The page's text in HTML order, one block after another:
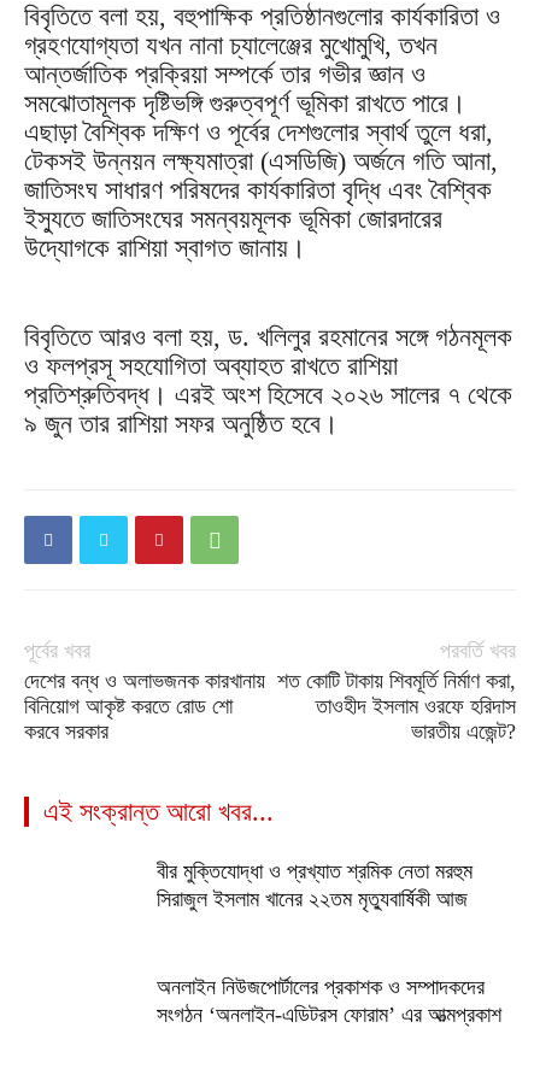
বিবৃতিতে বলা হয়, বহুপাক্ষিক প্রতিষ্ঠানগুলোর কার্যকারিতা ও
গ্রহণযোগ্যতা যখন নানা চ্যালেঞ্জের মুখোমুখি, তখন
আন্তর্জাতিক প্রক্রিয়া সম্পর্কে তার গভীর জ্ঞান ও
সমঝোতামূলক দৃষ্টিভঙ্গি গুরুত্বপূর্ণ ভূমিকা রাখতে পারে।
এছাড়া বৈশ্বিক দক্ষিণ ও পূর্বের দেশগুলোর স্বার্থ তুলে ধরা,
টেকসই উন্নয়ন লক্ষ্যমাত্রা (এসডিজি) অর্জনে গতি আনা,
জাতিসংঘ সাধারণ পরিষদের কার্যকারিতা বৃদ্ধি এবং বৈশ্বিক
ইস্যুতে জাতিসংঘের সমন্বয়মূলক ভূমিকা জোরদারের
উদ্যোগকে রাশিয়া স্বাগত জানায়।
বিবৃতিতে আরও বলা হয়, ড. খলিলুর রহমানের সঙ্গে গঠনমূলক
ও ফলপ্রসূ সহযোগিতা অব্যাহত রাখতে রাশিয়া
প্রতিশ্রুতিবদ্ধ। এরই অংশ হিসেবে ২০২৬ সালের ৭ থেকে
৯ জুন তার রাশিয়া সফর অনুষ্ঠিত হবে।
পূর্বের খবর
দেশের বন্ধ ও অলাভজনক কারখানায়
বিনিয়োগ আকৃষ্ট করতে রোড শো
করবে সরকার
পরবর্তি খবর
শত কোটি টাকায় শিবমূর্তি নির্মাণ করা,
তাওহীদ ইসলাম ওরফে হরিদাস
ভারতীয় এজেন্ট?
এই সংক্রান্ত আরো খবর...
বীর মুক্তিযোদ্ধা ও প্রখ্যাত শ্রমিক নেতা মরহুম
সিরাজুল ইসলাম খানের ২২তম মৃত্যুবার্ষিকী আজ
অনলাইন নিউজপোর্টালের প্রকাশক ও সম্পাদকদের
সংগঠন ‘অনলাইন-এডিটরস ফোরাম’ এর আত্মপ্রকাশ